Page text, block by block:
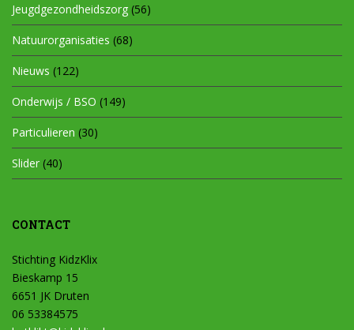
Jeugdgezondheidszorg (56)
Natuurorganisaties (68)
Nieuws (122)
Onderwijs / BSO (149)
Particulieren (30)
Slider (40)
CONTACT
Stichting KidzKlix
Bieskamp 15
6651 JK Druten
06 53384575